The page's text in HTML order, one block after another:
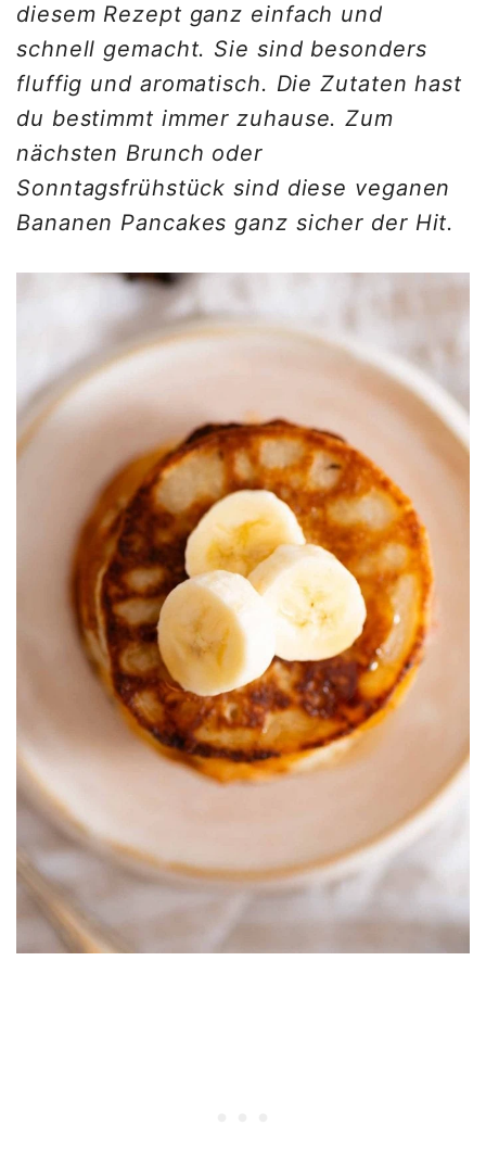
diesem Rezept ganz einfach und
schnell gemacht. Sie sind besonders
fluffig und aromatisch. Die Zutaten hast
du bestimmt immer zuhause. Zum
nächsten Brunch oder
Sonntagsfrühstück sind diese veganen
Bananen Pancakes ganz sicher der Hit.